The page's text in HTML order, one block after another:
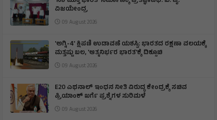
ವಿಜಯೇಂದ್ರ
09 August 2026
'ಅಗ್ನಿ-4' ಕ್ಷಿಪಣಿ ಉಡಾವಣೆ ಯಶಸ್ವಿ: ಭಾರತದ ರಕ್ಷಣಾ ವಲಯಕ್ಕೆ
ಮತ್ತಷ್ಟು ಬಲ, 'ಆತ್ಮನಿರ್ಭರ ಭಾರತ'ಕ್ಕೆ ದಿಕ್ಸೂಚಿ
09 August 2026
E20 ಎಥನಾಲ್ ಇಂಧನ ನೀತಿ ವಿರುದ್ಧ ಕೇಂದ್ರಕ್ಕೆ ಸಚಿವ
ಪ್ರಿಯಾಂಕ್ ಖರ್ಗೆ ಪ್ರಶ್ನೆಗಳ ಸುರಿಮಳೆ
09 August 2026